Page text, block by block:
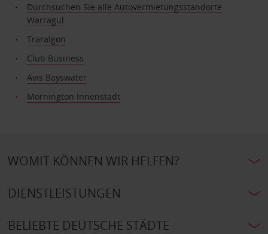
Durchsuchen Sie alle Autovermietungsstandorte
Warragul
Traralgon
Club Business
Avis Bayswater
Mornington Innenstadt
WOMIT KÖNNEN WIR HELFEN?
DIENSTLEISTUNGEN
BELIEBTE DEUTSCHE STÄDTE